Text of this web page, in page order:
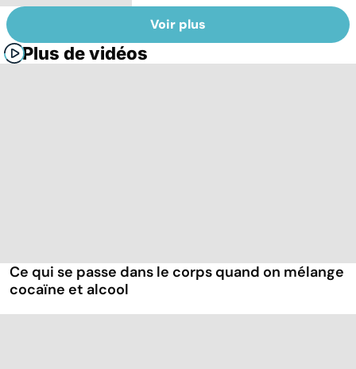
Voir plus
Plus de vidéos
Ce qui se passe dans le corps quand on mélange
cocaïne et alcool